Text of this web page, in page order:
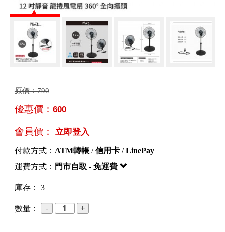
原價：790
優惠價： 600
會員價： 立即登入
付款方式： ATM轉帳/信用卡/LinePay
運費方式： 門市自取 - 免運費
庫存： 3
數量：